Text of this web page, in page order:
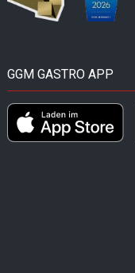
GGM GASTRO APP